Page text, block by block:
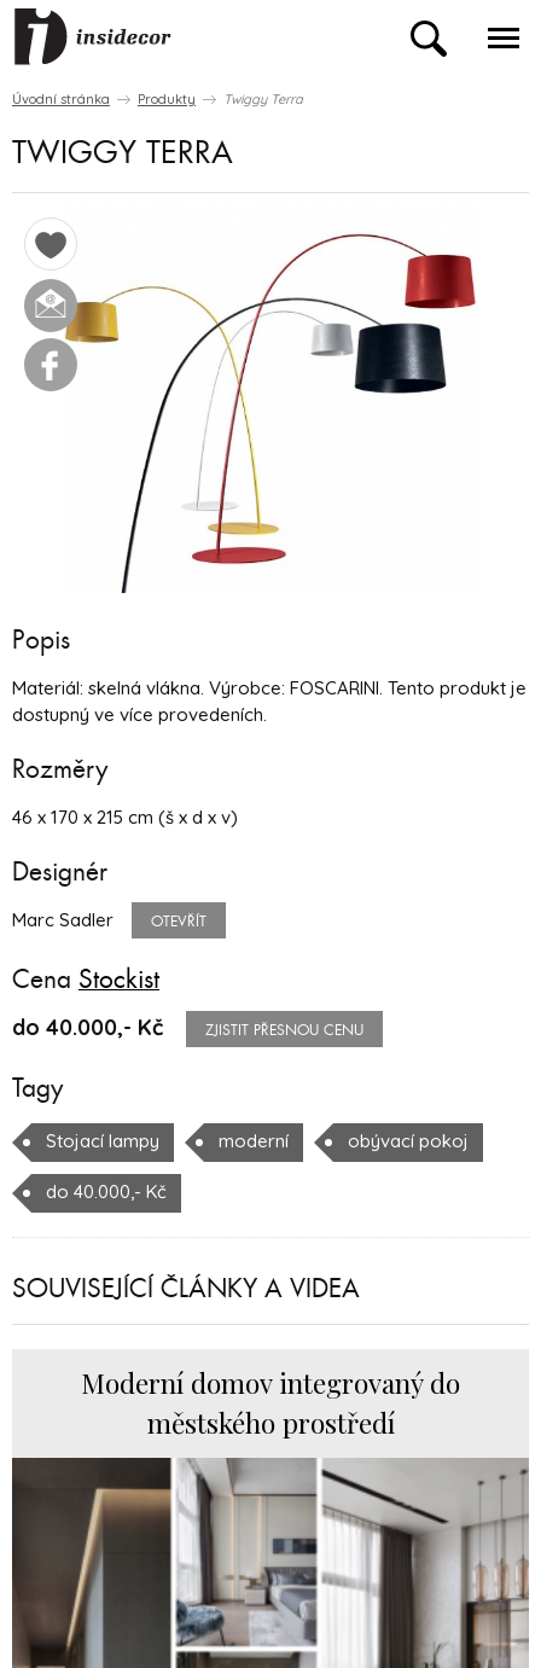
Úvodní stránka Produkty Twiggy Terra
TWIGGY TERRA
Popis
Materiál: skelná vlákna. Výrobce: FOSCARINI. Tento produkt je
dostupný ve více provedeních.
Rozměry
46 x 170 x 215 cm (š x d x v)
Designér
Marc Sadler OTEVŘÍT
Cena Stockist
do 40.000,- Kč ZJISTIT PŘESNOU CENU
Tagy
Stojací lampy moderní obývací pokoj
do 40.000,- Kč
SOUVISEJÍCÍ ČLÁNKY A VIDEA
Moderní domov integrovaný do
městského prostředí